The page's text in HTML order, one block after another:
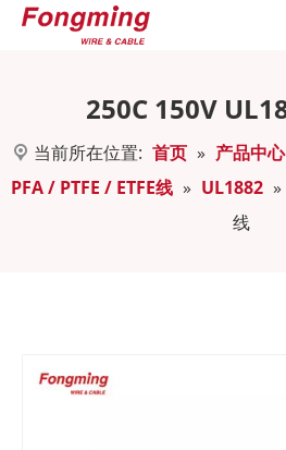
250C 150V
当前所在位置: 首页 » 产品中心
PFA / PTFE / ETFE线 » UL1882 »
线